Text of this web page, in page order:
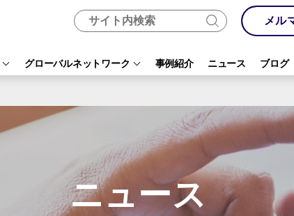
メル
グローバルネットワーク 事例紹介 ニュース ブログ
ニュース